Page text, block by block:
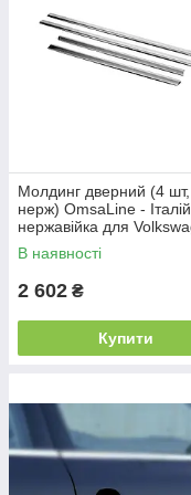
Молдинг дверний (4 шт,
нерж) OmsaLine -
нержавійка для
Passat B5 1997-2005 рр
В наявності
2 602 ₴
Купити